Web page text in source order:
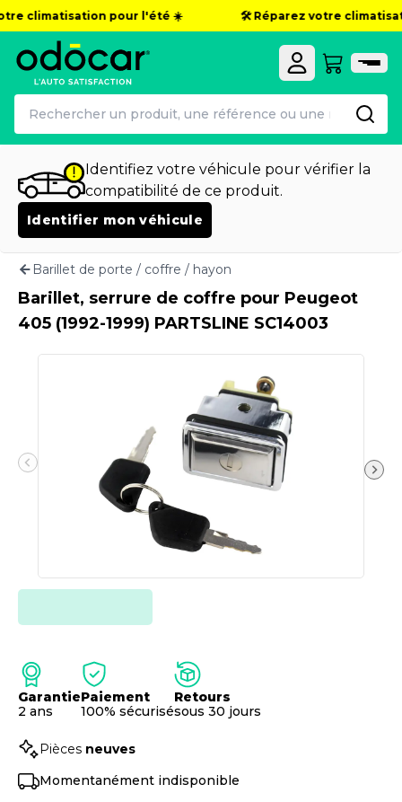
climatisation pour l'été ☀️ 🛠️ Réparez votre
Identifiez votre véhicule pour vérifier la
compatibilité de ce produit.
Identifier mon véhicule
Barillet de porte / coffre / hayon
Barillet, serrure de coffre pour Peugeot
405 (1992-1999) PARTSLINE SC14003
Garantie
2 ans
Paiement
100% sécurisé
Retours
sous 30 jours
Pièces neuves
Momentanément indisponible